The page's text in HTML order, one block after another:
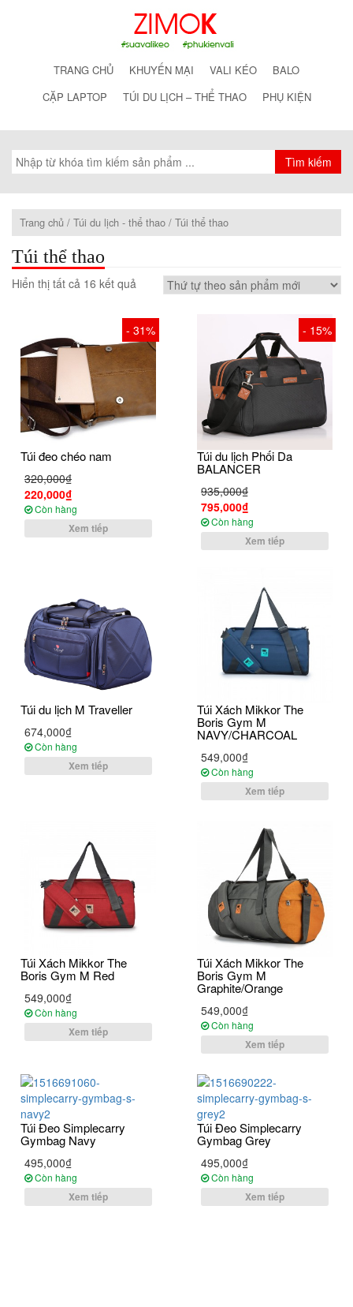
TRANG CHỦ KHUYẾN MẠI VALI KÉO
BALO
CẶP LAPTOP
TÚI DU LỊCH – THỂ THAO PHỤ KIỆN
Trang chủ / Túi du lịch - thể thao / Túi thể thao
Túi thể thao
Hiển thị tất cả 16 kết quả
- 31%
Túi đeo chéo nam
320,000₫
220,000₫
Còn hàng
Xem tiếp
- 15%
Túi du lịch Phối Da
BALANCER
935,000₫
795,000₫
Còn hàng
Xem tiếp
Túi du lịch M Traveller
674,000₫
Còn hàng
Xem tiếp
Túi Xách Mikkor The
Boris Gym M
NAVY/CHARCOAL
549,000₫
Còn hàng
Xem tiếp
Túi Xách Mikkor The
Boris Gym M Red
549,000₫
Còn hàng
Xem tiếp
Túi Xách Mikkor The
Boris Gym M
Graphite/Orange
549,000₫
Còn hàng
Xem tiếp
Túi Đeo Simplecarry
Gymbag Navy
495,000₫
Còn hàng
Xem tiếp
Túi Đeo Simplecarry
Gymbag Grey
495,000₫
Còn hàng
Xem tiếp